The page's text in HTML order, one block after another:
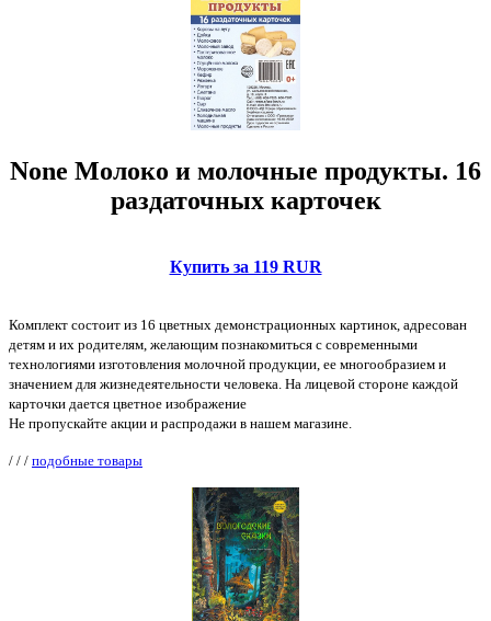
None Молоко и молочные продукты. 16
раздаточных карточек
Купить за 119 RUR
Комплект состоит из 16 цветных демонстрационных картинок, адресован
детям и их родителям, желающим познакомиться с современными
технологиями изготовления молочной продукции, ее многообразием и
значением для жизнедеятельности человека. На лицевой стороне каждой
карточки дается цветное изображение
Не пропускайте акции и распродажи в нашем магазине.
/ / / подобные товары